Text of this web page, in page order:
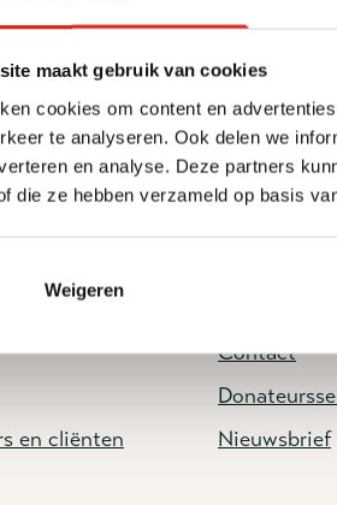
maakt gebruik van cookies
cookies om content en
te analyseren. Ook delen we
en analyse. Deze partners
die ze hebben verzameld op basis
Weigeren
en cliënten
Contact
Nieuwsbrief